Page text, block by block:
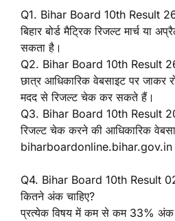
Q1. Bihar Board 10th Result
बिहार बोर्ड मैट्रिक रिजल्ट मार्च या
सकता है।
Q2. Bihar Board 10th Result
छात्र आधिकारिक वेबसाइट पर जाकर
मदद से रिजल्ट चेक कर सकते हैं।
Q3. Bihar Board 10th Result
रिजल्ट चेक करने की आधिकारिक
biharboardonline.bihar.gov.in
Q4. Bihar Board 10th Result
कितने अंक चाहिए?
प्रत्येक विषय में कम से कम 33% अंक